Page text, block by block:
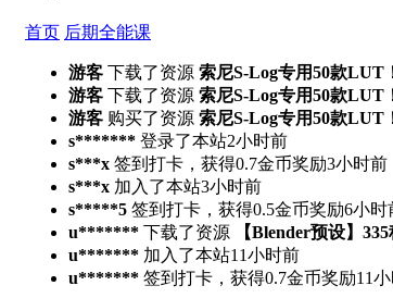
首页 后期全能课
游客 下载了资源 索尼S-Log专用50款LUT
游客 下载了资源 索尼S-Log专用50款LUT
游客 购买了资源 索尼S-Log专用50款LUT
s******* 登录了本站2小时前
s***x 签到打卡，获得0.7金币奖励3小时前
s***x 加入了本站3小时前
s*****5 签到打卡，获得0.5金币奖励6小时
u******* 下载了资源 【Blender预设】
u******* 加入了本站11小时前
u******* 签到打卡，获得0.7金币奖励11